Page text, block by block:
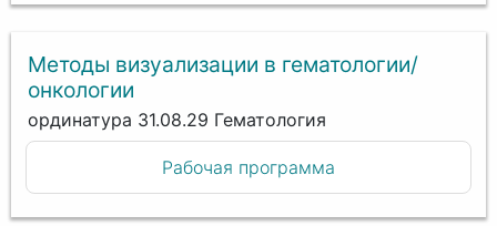
Методы визуализации в гематологии/
онкологии
ординатура 31.08.29 Гематология
Рабочая программа